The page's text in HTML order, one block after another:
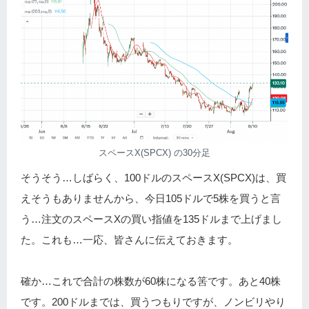
スペースX(SPCX) の30分足
そうそう…しばらく、100ドルのスペースX(SPCX)は、買
えそうもありませんから、今日105ドルで5株を買うと言
う…注文のスペースXの買い指値を135ドルまで上げまし
た。これも…一応、皆さんに伝えておきます。
確か…これで合計の株数が60株になる筈です。あと40株
です。200ドルまでは、買うつもりですが、ノンビリやり